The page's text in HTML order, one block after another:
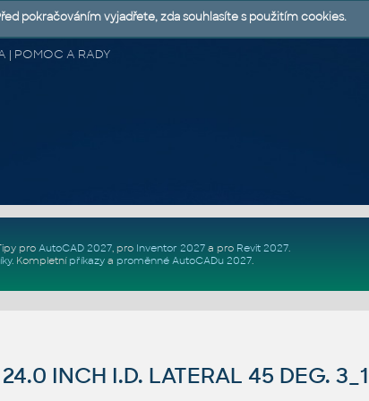
| POMOC A RADY
pro AutoCAD 2027, pro Inventor 2027a pro Revit 2027.
. Kompletní příkazya proměnné AutoCADu 2027.
INCH I.D. LATERAL 45 DEG.
pokračováním vyjadřete, zda souhlasíte s použitím cookies.